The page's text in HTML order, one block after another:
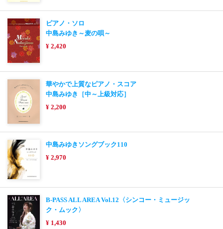
ピアノ・ソロ
中島みゆき～麦の唄～
¥ 2,420
華やかで上質なピアノ・スコア
中島みゆき［中～上級対応］
¥ 2,200
中島みゆきソングブック110
¥ 2,970
B-PASS ALL AREA Vol.12〈シンコー・ミュージッ
ク・ムック〉
¥ 1,430